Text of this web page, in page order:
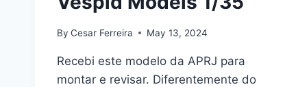
By Cesar Ferreira May 13, 2024
Recebi este modelo da APRJ para
montar e revisar. Diferentemente do